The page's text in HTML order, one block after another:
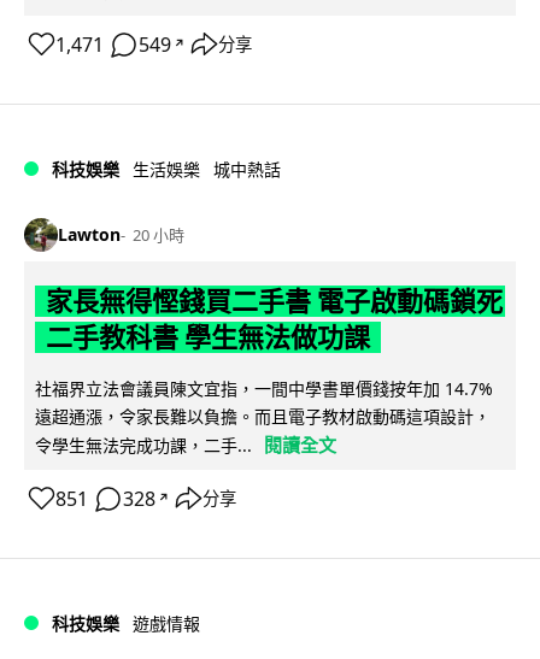
1,471 549 ↗ 分享
科技娛樂 生活娛樂 城中熱話
Lawton 20 小時
家長無得慳錢買二手書 電子啟動碼鎖死
二手教科書 學生無法做功課
社福界立法會議員陳文宜指，一間中學書單價錢按年加 14.7%
遠超通漲，令家長難以負擔。而且電子教材啟動碼這項設計，
令學生無法完成功課，二手...
閱讀全文
851 328 ↗ 分享
科技娛樂 遊戲情報